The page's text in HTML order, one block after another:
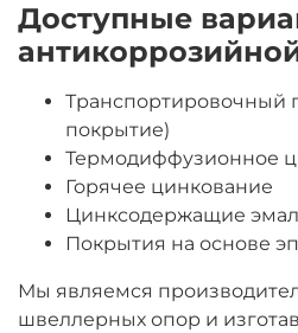
Доступные
Транспортировочный
покрытие)
Термодиффузионное
Горячее цинкование
Цинксодержащие
Покрытия на основе
Мы являемся
швеллерных опор и